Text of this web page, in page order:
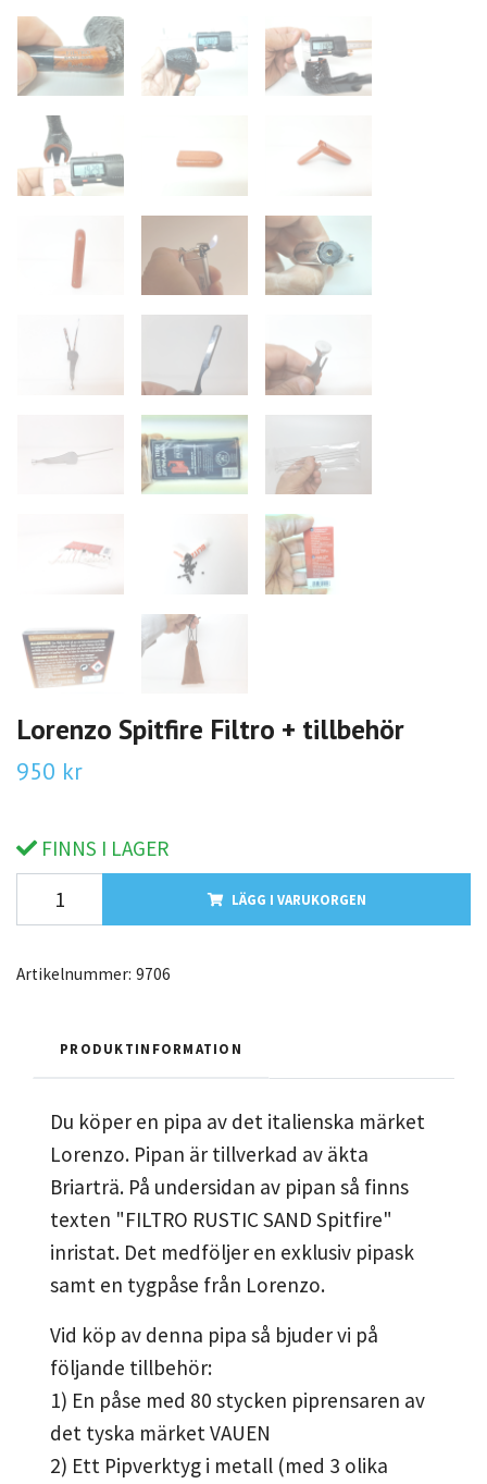
Lorenzo Spitfire Filtro + tillbehör
950 kr
FINNS I LAGER
LÄGG I VARUKORGEN
Artikelnummer: 9706
PRODUKTINFORMATION
Du köper en pipa av det italienska märket
Lorenzo. Pipan är tillverkad av äkta
Briarträ. På undersidan av pipan så finns
texten "FILTRO RUSTIC SAND Spitfire"
inristat. Det medföljer en exklusiv pipask
samt en tygpåse från Lorenzo.
Vid köp av denna pipa så bjuder vi på
följande tillbehör:
1) En påse med 80 stycken piprensaren av
det tyska märket VAUEN
2) Ett Pipverktyg i metall (med 3 olika